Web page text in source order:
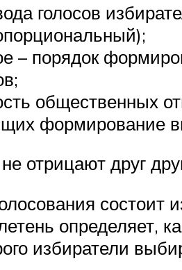
голосов
– порядок
общественных
формирование
отрицают друг
состоит
определяет,
избиратели